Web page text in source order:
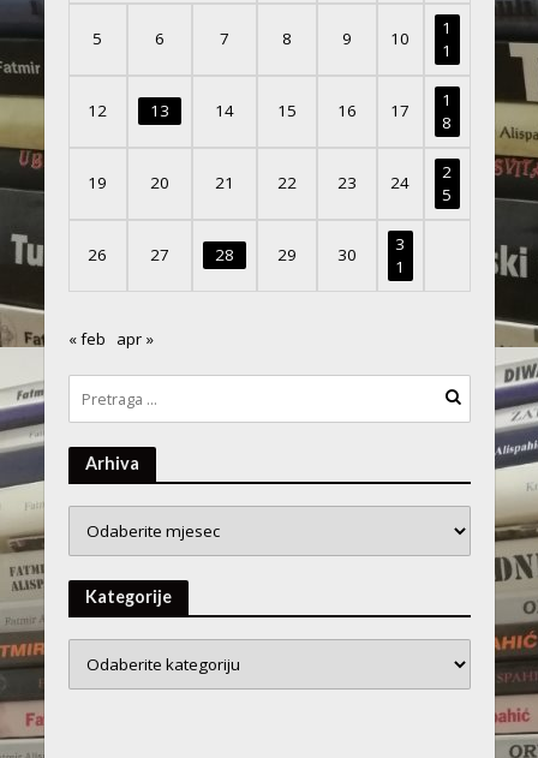
5 6 7 8 9 10
1
1
12 13 14 15 16 17
1
8
19 20 21 22 23 24
2
5
26 27 28 29 30
3
1
« feb apr »
Arhiva
Kategorije